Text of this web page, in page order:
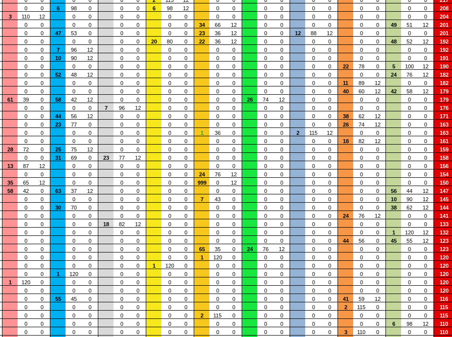
0 0 6 98 0 0 0 6 98 12 0 0 0 0 0 0 0 0 0 0
208
3 110 12 0 0 0 0 0 0 0 0 0 0 0 0 0 0 0 0
204
0 0 0 0 0 0 0 0 34 66 12 0 0 0 0 0 0 49 51 12
201
0 0 47 53 0 0 0 0 0 23 36 12 0 0 12 88 12 0 0 0 0
201
0 0 0 0 0 0 20 80 0 22 36 12 0 0 0 0 0 0 48 52 12
192
0 0 7 96 12 0 0 0 0 0 0 0 0 0 0 0 0 0 0
192
0 0 10 90 12 0 0 0 0 0 0 0 0 0 0 0 0 0 0
191
0 0 0 0 0 0 0 0 0 0 0 0 0 0 22 78 0 5 100 12
190
0 0 52 48 12 0 0 0 0 0 0 0 0 0 0 0 0 24 76 12
182
0 0 0 0 0 0 0 0 0 0 0 0 0 0 11 89 12 0 0
182
0 0 0 0 0 0 0 0 0 0 0 0 0 0 40 60 12 42 58 12
179
61 39 0 58 42 12 0 0 0 0 0 0 26 74 12 0 0 0 0 0 0
179
0 0 0 0 7 96 12 0 0 0 0 0 0 0 0 0 0 0 0
176
0 0 44 56 12 0 0 0 0 0 0 0 0 0 0 38 62 12 0 0
171
0 0 23 77 0 0 0 0 0 0 0 0 0 0 0 26 74 12 0 0
163
0 0 0 0 0 0 0 0 1 36 0 0 0 2 115 12 0 0 0 0
163
0 0 0 0 0 0 0 0 0 0 0 0 0 0 18 82 12 0 0
161
28 72 0 25 75 12 0 0 0 0 0 0 0 0 0 0 0 0 0 0
159
0 0 31 69 0 23 77 12 0 0 0 0 0 0 0 0 0 0 0 0
158
13 87 12 0 0 0 0 0 0 0 0 0 0 0 0 0 0 0 0
156
0 0 0 0 0 0 0 0 24 76 12 0 0 0 0 0 0 0 0
154
35 65 12 0 0 0 0 0 0 999 0 12 0 0 0 0 0 0 0 0
150
58 42 0 63 37 12 0 0 0 0 0 0 0 0 0 0 0 0 56 44 12
147
0 0 0 0 0 0 0 0 7 43 0 0 0 0 0 0 0 10 90 12
145
0 0 30 70 0 0 0 0 0 0 0 0 0 0 0 0 0 38 62 12
144
0 0 0 0 0 0 0 0 0 0 0 0 0 0 24 76 12 0 0
141
0 0 0 0 18 82 12 0 0 0 0 0 0 0 0 0 0 0 0
133
0 0 0 0 0 0 0 0 0 0 0 0 0 0 0 0 1 120 12
132
0 0 0 0 0 0 0 0 0 0 0 0 0 0 44 56 0 45 55 12
123
0 0 0 0 0 0 0 0 65 35 0 24 76 12 0 0 0 0 0 0
123
0 0 0 0 0 0 0 0 1 120 0 0 0 0 0 0 0 0 0
120
0 0 0 0 0 0 1 120 0 0 0 0 0 0 0 0 0 0 0
120
0 0 1 120 0 0 0 0 0 0 0 0 0 0 0 0 0 0 0
120
1 120 0 0 0 0 0 0 0 0 0 0 0 0 0 0 0 0 0
120
0 0 0 0 0 0 0 0 0 0 0 0 0 0 0 0 0 0
120
0 0 55 45 0 0 0 0 0 0 0 0 0 0 0 41 59 12 0 0
116
0 0 0 0 0 0 0 0 0 0 0 0 0 0 2 115 0 0 0
115
0 0 0 0 0 0 0 0 2 115 0 0 0 0 0 0 0 0 0
115
0 0 0 0 0 0 0 0 0 0 0 0 0 0 0 0 6 98 12
110
0 0 0 0 0 0 0 0 0 0 0 0 0 0 3 110 0 0 0
110